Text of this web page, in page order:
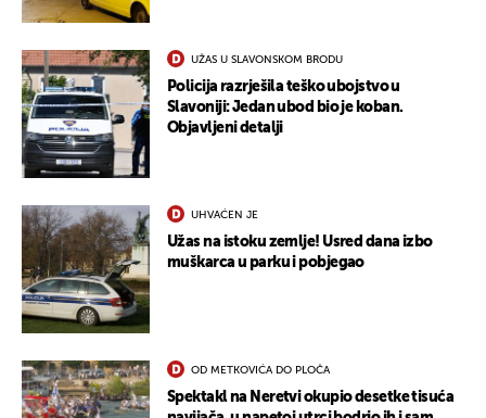
UŽAS U SLAVONSKOM BRODU
Policija razrješila teško ubojstvo u
Slavoniji: Jedan ubod bio je koban.
Objavljeni detalji
UHVAĆEN JE
Užas na istoku zemlje! Usred dana izbo
muškarca u parku i pobjegao
OD METKOVIĆA DO PLOČA
Spektakl na Neretvi okupio desetke tisuća